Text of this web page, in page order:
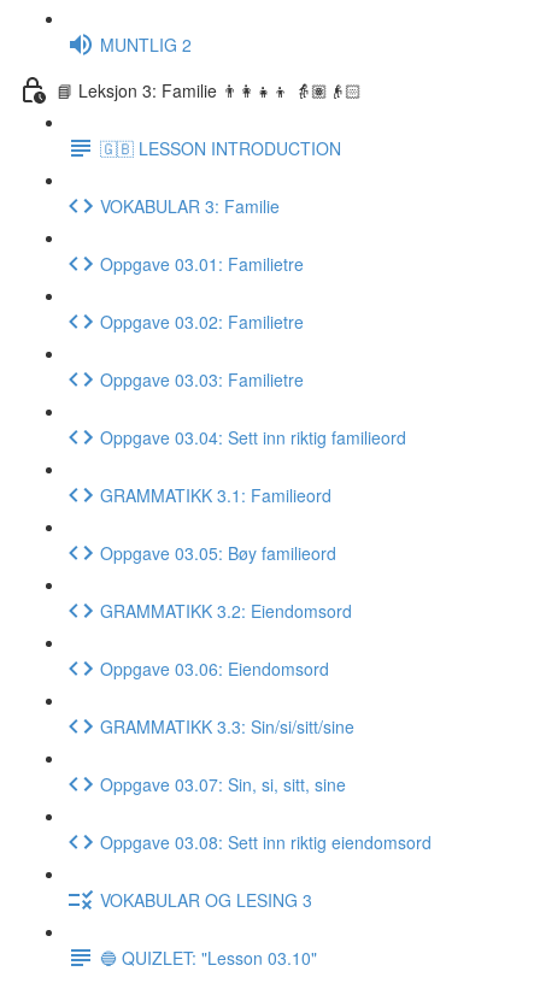
MUNTLIG 2
📘 Leksjon 3: Familie 👨‍👩‍👧‍👦 👵🏽👴🏻
🇬🇧 LESSON INTRODUCTION
VOKABULAR 3: Familie
Oppgave 03.01: Familietre
Oppgave 03.02: Familietre
Oppgave 03.03: Familietre
Oppgave 03.04: Sett inn riktig familieord
GRAMMATIKK 3.1: Familieord
Oppgave 03.05: Bøy familieord
GRAMMATIKK 3.2: Eiendomsord
Oppgave 03.06: Eiendomsord
GRAMMATIKK 3.3: Sin/si/sitt/sine
Oppgave 03.07: Sin, si, sitt, sine
Oppgave 03.08: Sett inn riktig eiendomsord
VOKABULAR OG LESING 3
🔵 QUIZLET: "Lesson 03.10"